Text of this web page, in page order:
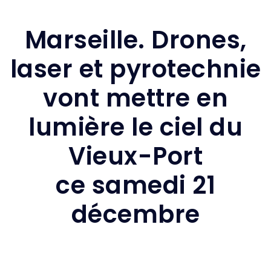
Marseille. Drones,
laser et pyrotechnie
vont mettre en
lumière le ciel du
Vieux-Port
ce samedi 21
décembre